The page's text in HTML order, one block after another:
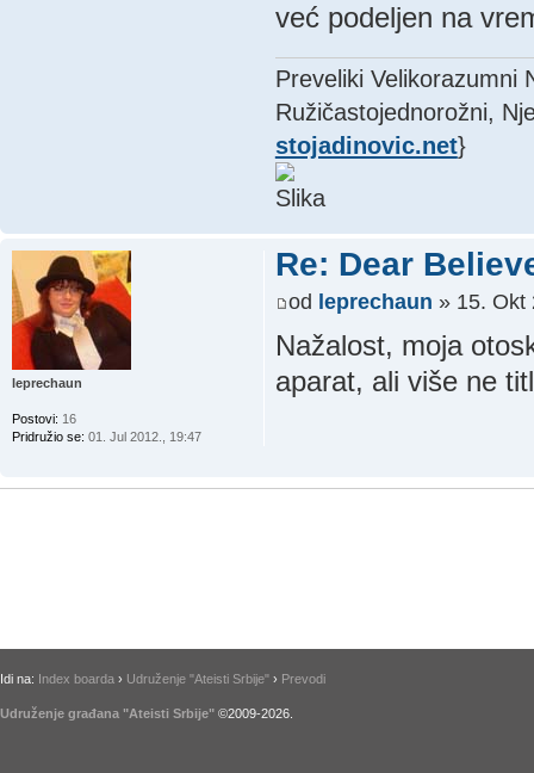
već podeljen na
Preveliki Velikorazumni
Ružičastojednorožni,
stojadinovic.net}
Re: Dear
od leprechaun » 15. Okt
Nažalost, moja
aparat, ali više ne
leprechaun
Postovi: 16
Pridružio se: 01. Jul 2012., 19:47
Idi na: Index boarda › Udruženje "Ateisti Srbije" › Prevodi
Udruženje građana "Ateisti Srbije" ©2009-2026